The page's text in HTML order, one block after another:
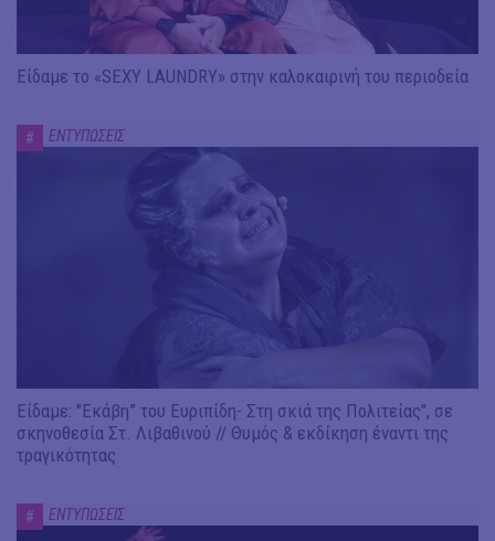
Είδαμε το «SEXY LAUNDRY» στην καλοκαιρινή του περιοδεία
# ΕΝΤΥΠΩΣΕΙΣ
Είδαμε: "Εκάβη” του Ευριπίδη- Στη σκιά της Πολιτείας", σε
σκηνοθεσία Στ. Λιβαθινού // Θυμός & εκδίκηση έναντι της
τραγικότητας
# ΕΝΤΥΠΩΣΕΙΣ